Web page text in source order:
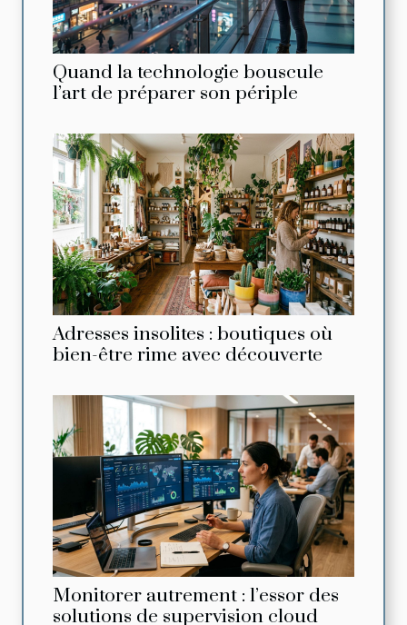
Quand la technologie bouscule
l’art de préparer son périple
Adresses insolites : boutiques où
bien-être rime avec découverte
Monitorer autrement : l’essor des
solutions de supervision cloud